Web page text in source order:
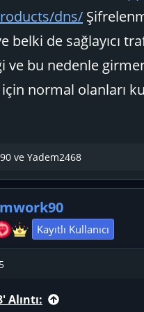
dns/
belki de sağlayıcı
ve bu nedenle
normal olanları
ve Yadem2468
Kayıtlı Kullanıcı
Alıntı: